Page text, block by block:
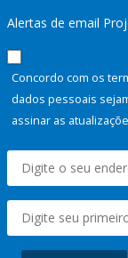
Alertas de email
Concordo com os
dados pessoais
assinar as